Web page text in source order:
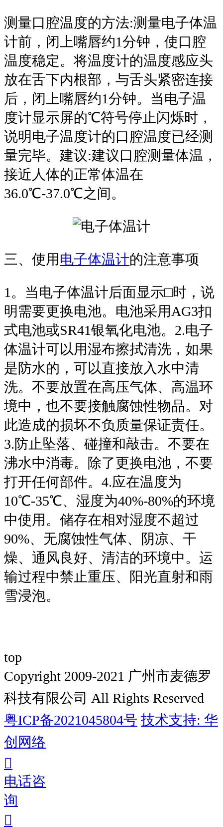
测量口腔温度的方法:测量电子体温
计前，闭上嘴唇约1分钟，使口腔
温度稳定。将温度计的温度感应头
放在舌下内根部，与舌头紧密连接
后，闭上嘴唇约1分钟。当电子温
度计显示屏的℃符号停止闪烁时，
说明电子温度计的口腔温度已经测
量完毕。建议:建议口腔测量体温，
接近人体的正常体温在
36.0℃-37.0℃之间。
三、使用 电子体温计的注意事项
1。当电子体温计后面显示□时，说
明需要更换电池。电池采用AG3扣
式电池或SR41银氧化电池。2.电子
体温计可以用湿布擦拭清洗，如果
是防水的，可以直接放入水中清
洗。不要放置在高压气体、高温环
境中，也不要接触腐蚀性物品。对
此造成的损坏不负质量保证责任。
3.防止坠落、碰撞和敲击。不要在
沸水中消毒。除了更换电池，不要
打开任何部件。4.应在温度为
10℃-35℃、湿度为40%-80%的环境
中使用。储存在相对湿度不超过
90%、无腐蚀性气体、阴凉、干
燥、通风良好、清洁的环境中。运
输过程中禁止重压、阳光直射和雨
雪浸泡。
top
Copyright 2009-2021 广州市麦德罗
科技有限公司 All Rights Reserved
粤ICP备2021045804号 技术支持: 华
创网络
电话咨
询